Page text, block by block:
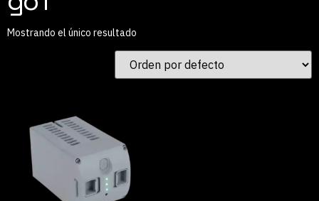
Mostrando el único resultado